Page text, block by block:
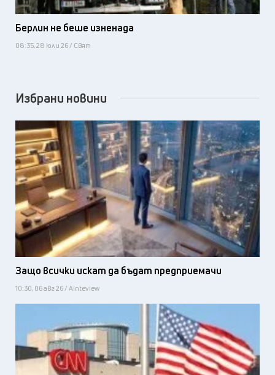
Берлин не беше изненада
08:35, 28 юли 26 / Свят
Избрани новини
Защо всички искат да бъдат предприемачи
10:30, 06 авг 26 / AInteview